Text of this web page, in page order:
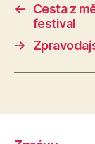
←
Cesta z
festival
→